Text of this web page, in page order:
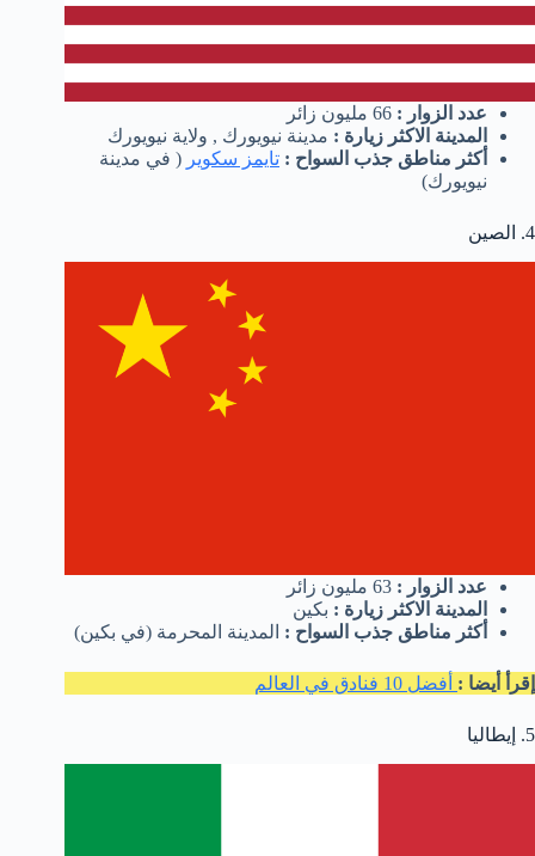
عدد الزوار :
المدينة الاكثر زيارة : مدينة نيويورك , ولاية نيويورك
أكثر مناطق جذب السواح : تايمز سكوير ( في مدينة
نيويورك)
4. الصين
عدد الزوار :
المدينة الاكثر زيارة : بكين
أكثر مناطق جذب السواح : المدينة المحرمة (في بكين)
إقرأ أيضا : أفضل 10 فنادق في العالم
5. إيطاليا